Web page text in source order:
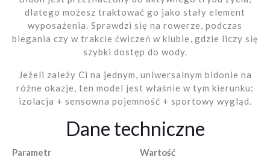
dlatego możesz traktować go jako stały element
wyposażenia. Sprawdzi się na rowerze, podczas
biegania czy w trakcie ćwiczeń w klubie, gdzie liczy się
szybki dostęp do wody.
Jeżeli zależy Ci na jednym, uniwersalnym bidonie na
różne okazje, ten model jest właśnie w tym kierunku:
izolacja + sensowna pojemność + sportowy wygląd.
Dane techniczne
Parametr
Wartość